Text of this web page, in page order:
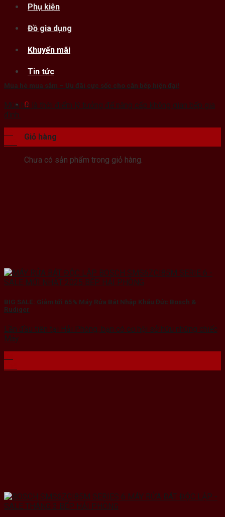
Phụ kiện
Đồ gia dụng
Khuyến mãi
Tin tức
0
Giỏ hàng
Chưa có sản phẩm trong giỏ hàng.
Mùa hè mua sắm – Ưu đãi cực sốc cho căn bếp hiện đại!
Mùa hè là thời điểm lý tưởng để nâng cấp không gian bếp gia
đình.
BIG SALE: Giảm tới 65% Máy Rửa Bát Nhập Khẩu Đức Bosch &
Rudiger
Lần đầu tiên tại Hải Phòng, bạn có cơ hội sở hữu những chiếc
Máy